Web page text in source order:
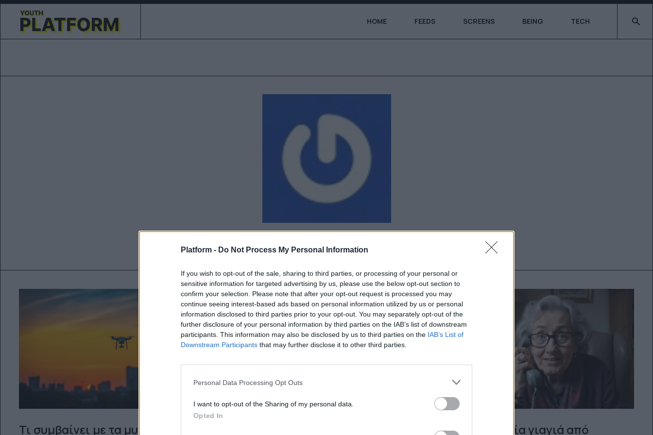
Platform - Do Not Process My Personal Information
If you wish to opt-out of the sale, sharing to third parties, or processing of your personal or
sensitive information for targeted advertising by us, please use the below opt-out section to
confirm your selection. Please note that after your opt-out request is processed you may
continue seeing interest-based ads based on personal information utilized by us or personal
information disclosed to third parties prior to your opt-out. You may separately opt-out of the
further disclosure of your personal information by third parties on the IAB’s list of downstream
participants. This information may also be disclosed by us to third parties on the IAB’s List of
Downstream Participants that may further disclose it to other third parties.
Personal Data Processing Opt Outs
I want to opt-out of the Sharing of my personal data.
Opted In
HOME FEEDS SCREENS BEING TECH Type
Τι συμβαίνει με τα μυστηριώδη
AI Daisy: Μία γιαγιά από